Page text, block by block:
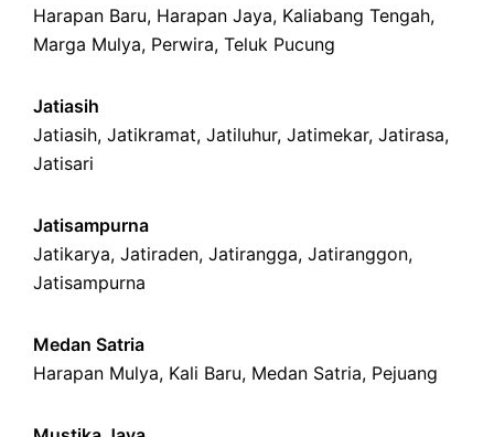
Harapan Baru, Harapan Jaya, Kaliabang Tengah,
Marga Mulya, Perwira, Teluk Pucung
Jatiasih
Jatiasih, Jatikramat, Jatiluhur, Jatimekar, Jatirasa,
Jatisari
Jatisampurna
Jatikarya, Jatiraden, Jatirangga, Jatiranggon,
Jatisampurna
Medan Satria
Harapan Mulya, Kali Baru, Medan Satria, Pejuang